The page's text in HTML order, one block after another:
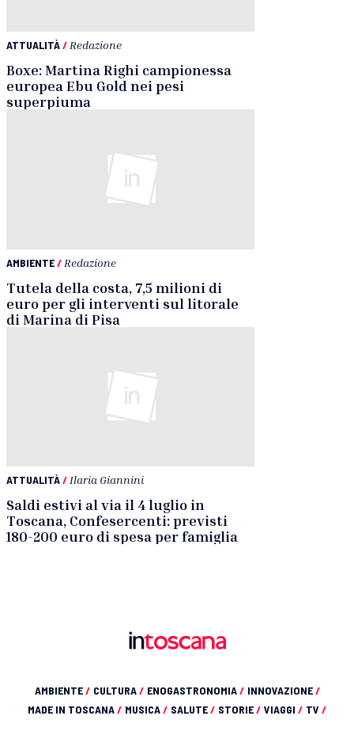
ATTUALITÀ/ Redazione
Boxe: Martina Righi campionessa
europea Ebu Gold nei pesi
superpiuma
AMBIENTE/ Redazione
Tutela della costa, 7,5 milioni di
euro per gli interventi sul litorale
di Marina di Pisa
ATTUALITÀ/ Ilaria Giannini
Saldi estivi al via il 4 luglio in
Toscana, Confesercenti: previsti
180-200 euro di spesa per famiglia
AMBIENTE/ CULTURA/ ENOGASTRONOMIA/ INNOVAZIONE/
MADE IN TOSCANA/ MUSICA/ SALUTE/ STORIE/ VIAGGI / TV /